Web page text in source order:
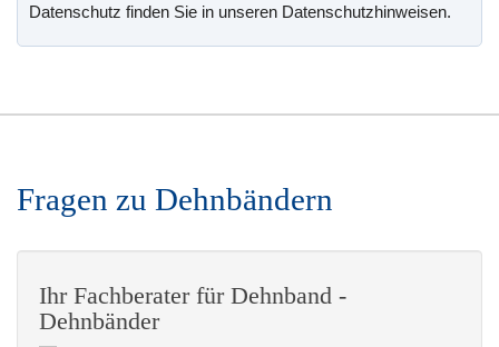
Datenschutz finden Sie in unseren Datenschutzhinweisen.
Fragen zu Dehnbändern
Ihr Fachberater für Dehnband -
Dehnbänder